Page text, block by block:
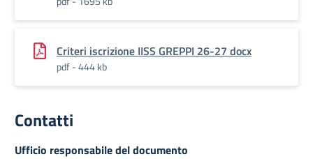
Criteri iscrizione IISS GREPPI 26-27 docx
pdf - 444 kb
Contatti
Ufficio responsabile del documento